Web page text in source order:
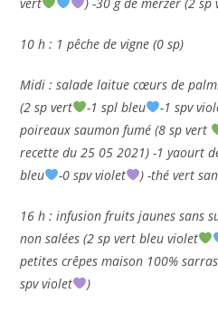
10 h : 1 pêche de vigne (0 sp)
Midi : salade laitue cœurs de
(2 sp vert
-1 spl bleu -1 spv
poireaux saumon fumé (8 sp vert
recette du 25 05 2021) -1 yaourt
bleu
-0 spv violet ) -thé vert
16 h : infusion fruits jaunes sans
non salées (2 sp vert bleu violet
petites crêpes maison 100%
spv violet
)